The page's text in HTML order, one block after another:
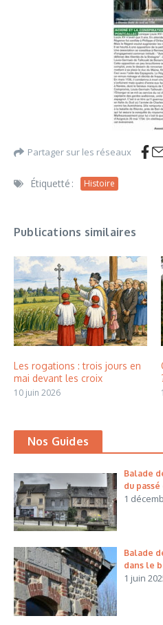
Partager sur les réseaux
Étiquetté : Histoire
Publications similaires
Les rogations : trois jours en
mai devant les croix
10 juin 2026
Nos Guides
Balade
du
1
Balade
dans le
1 juin